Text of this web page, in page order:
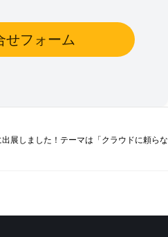
せフォーム
展しました！テーマは「クラウドに頼らな